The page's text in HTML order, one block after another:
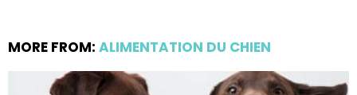
MORE FROM: ALIMENTATION DU CHIEN